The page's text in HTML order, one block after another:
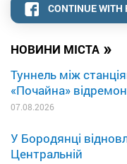
НОВИНИ МІСТА »
Туннель між
«Почайна»
07.08.2026
У Бородянці
Центральній
CONTINUE WITH